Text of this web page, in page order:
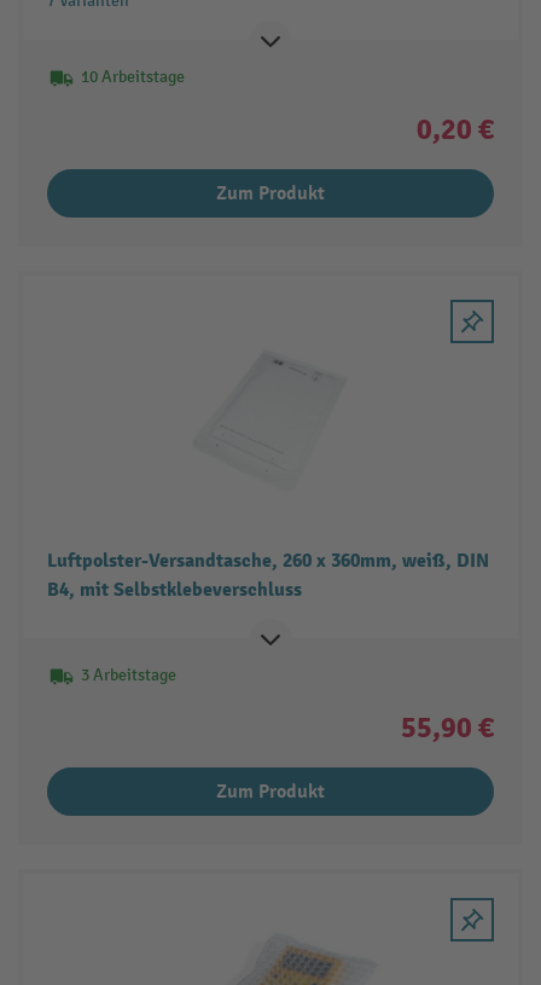
10 Arbeitstage
0,20 €
Zum Produkt
Luftpolster-Versandtasche, 260 x 360mm, weiß, DIN
B4, mit Selbstklebeverschluss
3 Arbeitstage
55,90 €
Zum Produkt